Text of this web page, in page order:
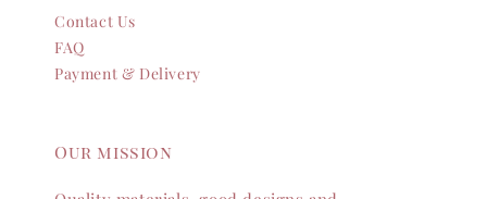
Contact Us
FAQ
Payment & Delivery
Our mission